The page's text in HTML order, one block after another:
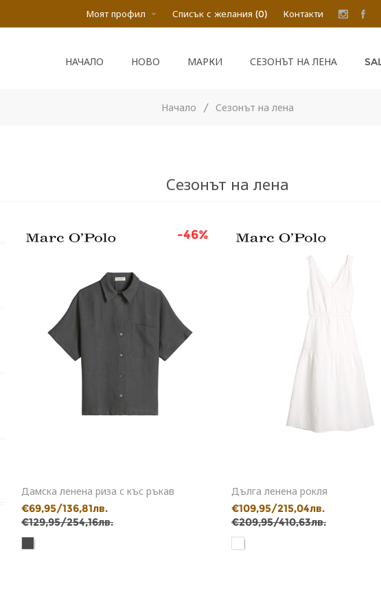
Моят профил Списък с желания (0) Контакти
НАЧАЛО НОВО МАРКИ СЕЗОНЪТ НА ЛЕНА
Начало / Сезонът на лена
Сезонът на лена
-46%
Дамска ленена риза с къс ръкав
€69,95/136,81лв.
€129,95/254,16лв.
Дълга ленена рокля
€109,95/215,04лв.
€209,95/410,63лв.